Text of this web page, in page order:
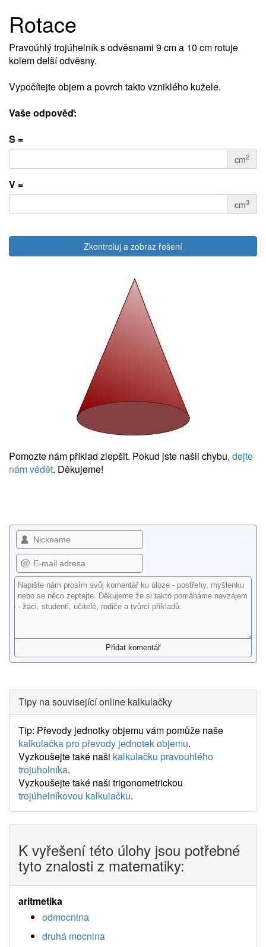
Rotace
Pravoúhlý trojúhelník s odvěsnami 9 cm a 10 cm rotuje
kolem delší odvěsny.
Vypočítejte objem a povrch takto vzniklého kužele.
Vaše odpověď:
S =
cm2
V =
cm3
Zkontroluj a zobraz řešení
Pomozte nám příklad zlepšit. Pokud jste našli chybu, dejte
nám vědět. Děkujeme!
Tipy na související online kalkulačky
Tip: Převody jednotky objemu vám pomůže naše
kalkulačka pro převody jednotek objemu.
Vyzkoušejte také naši kalkulačku pravouhlého
trojuholníka.
Vyzkoušejte také naši trigonometrickou
trojúhelníkovou kalkulačku.
K vyřešení této úlohy jsou potřebné
tyto znalosti z matematiky:
aritmetika
odmocnina
druhá mocnina